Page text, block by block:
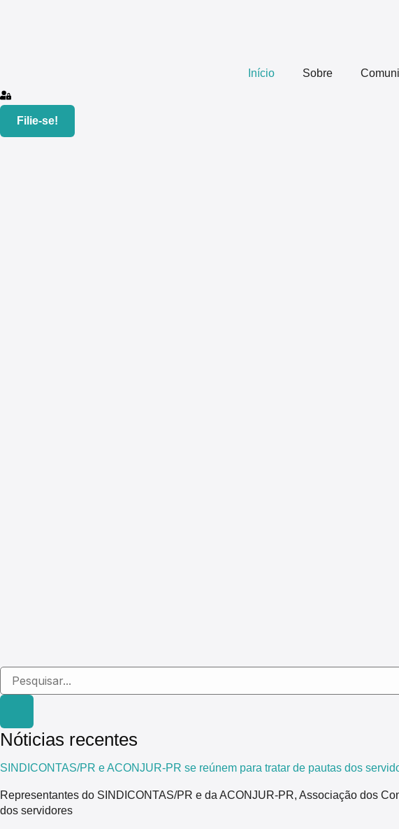
Início Sobre
Filie-se!
Nóticias recentes
SINDICONTAS/PR e ACONJUR-PR se reúnem para tratar de pautas dos
Representantes do SINDICONTAS/PR e da ACONJUR-PR, Associação dos
dos servidores